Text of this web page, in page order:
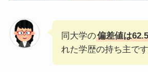
同大学の偏差値は62.5
れた学歴の持ち主です